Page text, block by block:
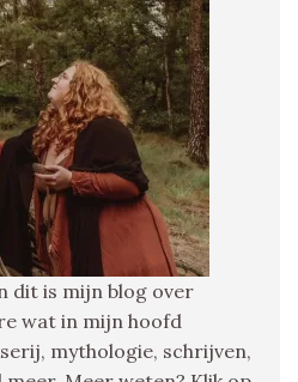
dit is mijn blog over
wat in mijn hoofd
mythologie, schrijven,